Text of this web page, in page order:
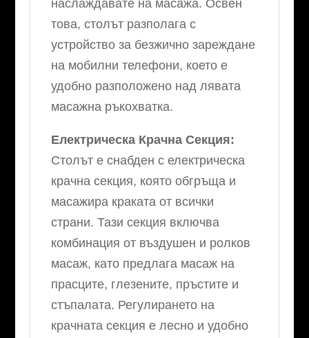
наслаждавате на масажа. Освен
това, столът разполага с
устройство за безжично зареждане
на мобилни телефони, което е
удобно разположено над лявата
масажна ръкохватка.
Електрическа Крачна Секция:
Столът е снабден с електрическа
крачна секция, която обгръща и
масажира краката от всички
страни. Тази секция включва
комбинация от въздушен и ролков
масаж, като предлага масаж на
прасците, глезените, пръстите и
стъпалата. Регулирането на
крачната секция е лесно и удобно